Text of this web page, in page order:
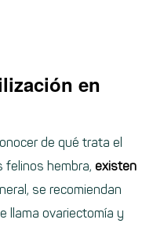
en
de qué trata el
felinos hembra, existen
se recomiendan
llama ovariectomía y